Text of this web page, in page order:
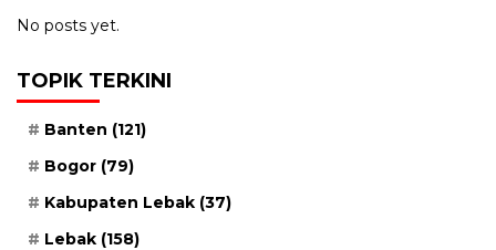
No posts yet.
TOPIK TERKINI
Banten (121)
Bogor (79)
Kabupaten Lebak (37)
Lebak (158)